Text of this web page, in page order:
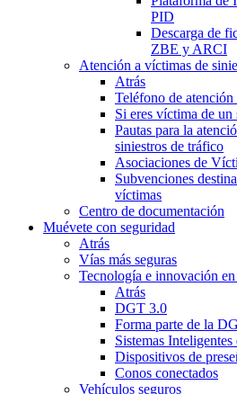
PID
Descarga de
ZBE y ARCI
Atención a víctimas de
Atrás
Teléfono de
Si eres víctima de
Pautas para la
siniestros de tráfico
Asociaciones de
Subvenciones
víctimas
Centro de documentación
Muévete con seguridad
Atrás
Vías más seguras
Tecnología e innovación en
Atrás
DGT 3.0
Forma parte de la
Sistemas
Dispositivos de
Conos conectados
Vehículos seguros